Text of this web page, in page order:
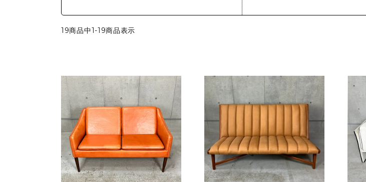
シートパッド&クッション
シーリングライト
フロアライト
2人掛けソファ
3人掛けソファ
デイベッド
19商品中1-19商品表示